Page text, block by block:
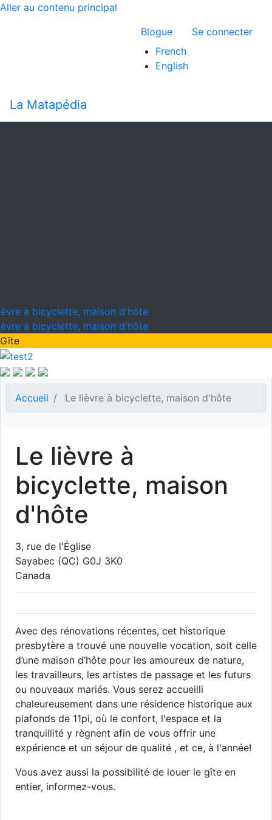
Aller au contenu principal
Menu du
Blogue
Se connecter
French
English
La Matapédia
à bicyclette, maison d'hôte
à bicyclette, maison d'hôte
Gîte
Accueil Le lièvre à bicyclette, maison d'hôte
Le lièvre à
bicyclette, maison
d'hôte
3, rue de l'Église
Sayabec (QC) G0J 3K0
Canada
Avec des rénovations récentes, cet historique
presbytère a trouvé une nouvelle vocation, soit celle
d’une maison d’hôte pour les amoureux de nature,
les travailleurs, les artistes de passage et les futurs
ou nouveaux mariés. Vous serez accueilli
chaleureusement dans une résidence historique aux
plafonds de 11pi, où le confort, l'espace et la
tranquillité y règnent afin de vous offrir une
expérience et un séjour de qualité , et ce, à l'année!
Vous avez aussi la possibilité de louer le gîte en
entier, informez-vous.